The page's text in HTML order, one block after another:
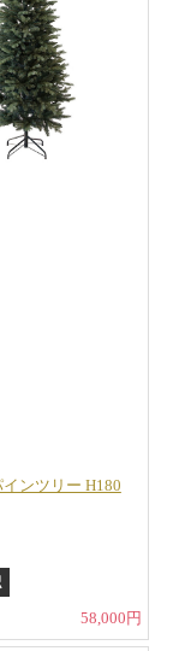
ンツリー H180
58,000円